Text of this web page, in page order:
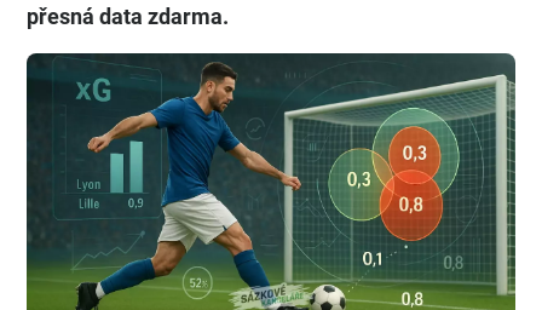
přesná data zdarma.